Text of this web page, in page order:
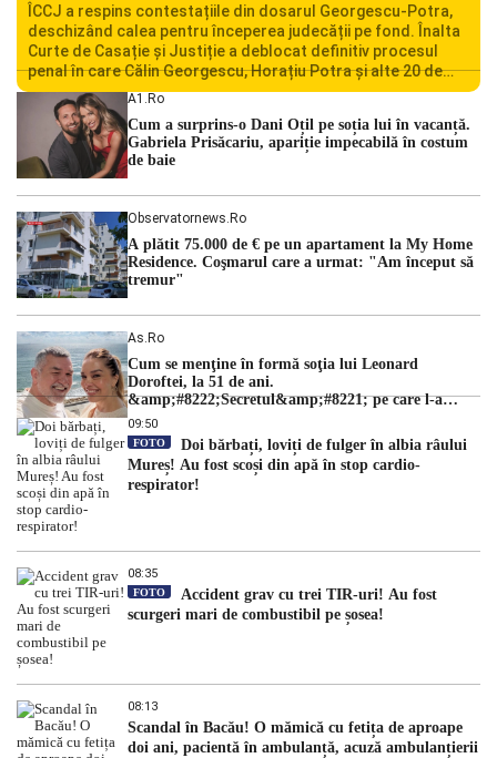
ÎCCJ a respins contestațiile din dosarul Georgescu-Potra,
deschizând calea pentru începerea judecății pe fond. Înalta
Curte de Casație și Justiție a deblocat definitiv procesul
penal în care Călin Georgescu, Horațiu Potra și alte 20 de
persoane sunt acuzați de acțiuni îndreptate împotriva
ordinii constituționale. În ședința din camera preliminară,
judecătorii de la instanța supremă au […]
A1.ro
Cum a surprins-o Dani Oțil pe soția lui în vacanță.
Gabriela Prisăcariu, apariție impecabilă în costum
de baie
Observatornews.ro
A plătit 75.000 de € pe un apartament la My Home
Residence. Coşmarul care a urmat: "Am început să
tremur"
As.ro
Cum se menţine în formă soţia lui Leonard
Doroftei, la 51 de ani.
&amp;#8222;Secretul&amp;#8221; pe care l-a
dezvăluit
09:50
FOTO
Doi bărbați, loviți de fulger în albia râului
Mureș! Au fost scoși din apă în stop cardio-
respirator!
08:35
FOTO
Accident grav cu trei TIR-uri! Au fost
scurgeri mari de combustibil pe șosea!
08:13
Scandal în Bacău! O mămică cu fetița de aproape
doi ani, pacientă în ambulanță, acuză ambulanțierii